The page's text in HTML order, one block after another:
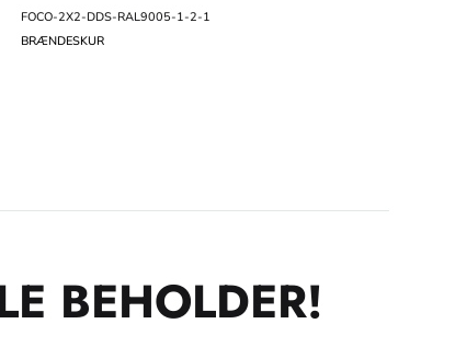
FOCO-2X2-DDS-RAL9005-1-2-1
BRÆNDESKUR
BEHOLDER!